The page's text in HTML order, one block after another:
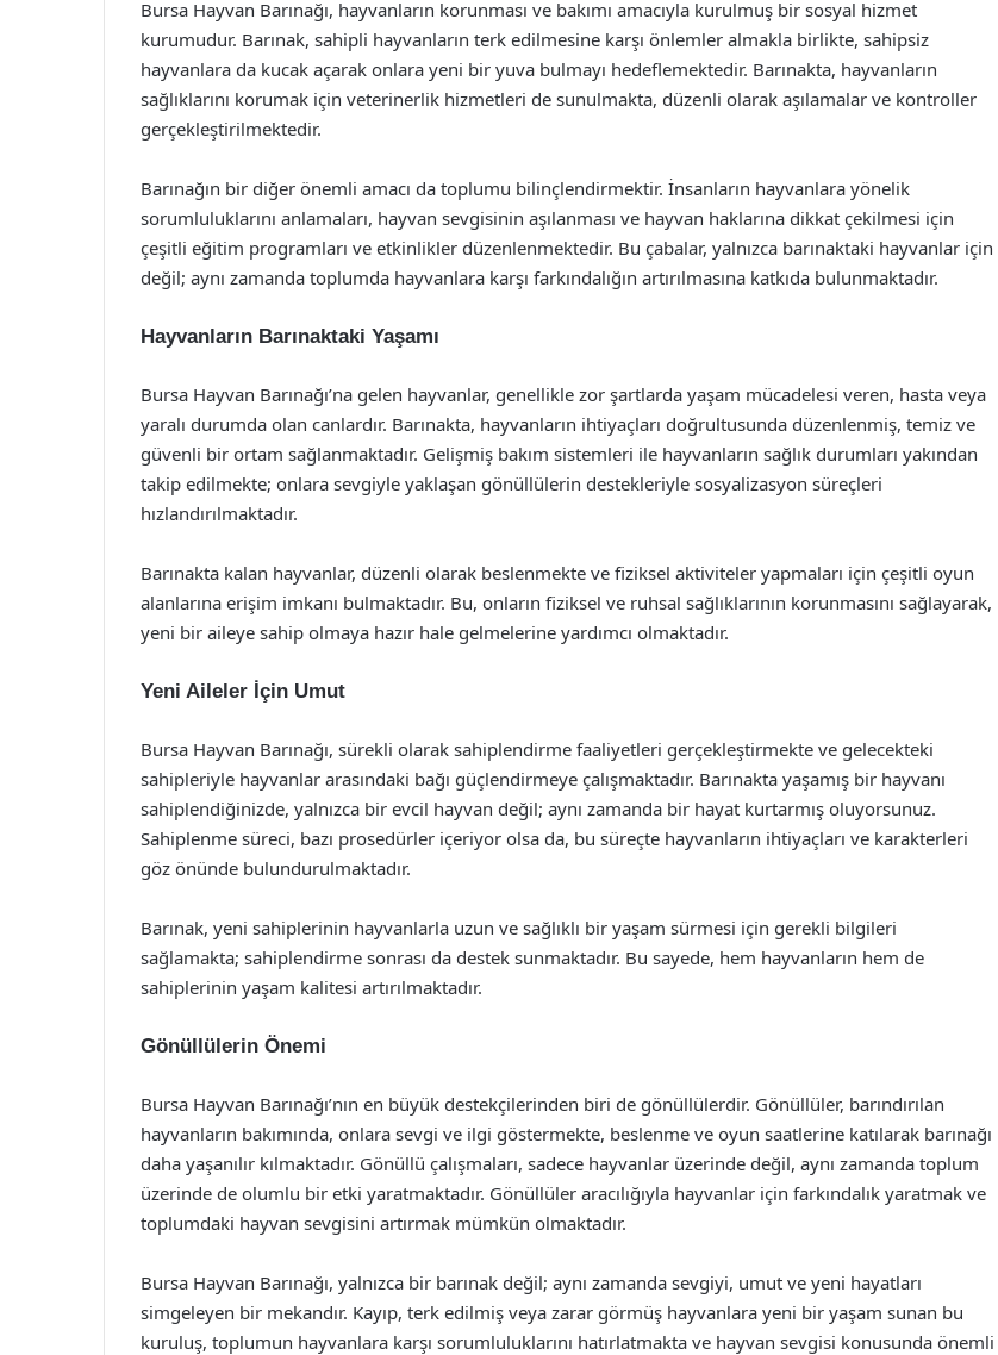
Bursa Hayvan Barınağı, hayvanların korunması ve bakımı amacıyla kurulmuş bir sosyal hizmet
kurumudur. Barınak, sahipli hayvanların terk edilmesine karşı önlemler almakla birlikte, sahipsiz
hayvanlara da kucak açarak onlara yeni bir yuva bulmayı hedeflemektedir. Barınakta, hayvanların
sağlıklarını korumak için veterinerlik hizmetleri de sunulmakta, düzenli olarak aşılamalar ve kontroller
gerçekleştirilmektedir.
Barınağın bir diğer önemli amacı da toplumu bilinçlendirmektir. İnsanların hayvanlara yönelik
sorumluluklarını anlamaları, hayvan sevgisinin aşılanması ve hayvan haklarına dikkat çekilmesi için
çeşitli eğitim programları ve etkinlikler düzenlenmektedir. Bu çabalar, yalnızca barınaktaki hayvanlar için
değil; aynı zamanda toplumda hayvanlara karşı farkındalığın artırılmasına katkıda bulunmaktadır.
Hayvanların Barınaktaki Yaşamı
Bursa Hayvan Barınağı’na gelen hayvanlar, genellikle zor şartlarda yaşam mücadelesi veren, hasta veya
yaralı durumda olan canlardır. Barınakta, hayvanların ihtiyaçları doğrultusunda düzenlenmiş, temiz ve
güvenli bir ortam sağlanmaktadır. Gelişmiş bakım sistemleri ile hayvanların sağlık durumları yakından
takip edilmekte; onlara sevgiyle yaklaşan gönüllülerin destekleriyle sosyalizasyon süreçleri
hızlandırılmaktadır.
Barınakta kalan hayvanlar, düzenli olarak beslenmekte ve fiziksel aktiviteler yapmaları için çeşitli oyun
alanlarına erişim imkanı bulmaktadır. Bu, onların fiziksel ve ruhsal sağlıklarının korunmasını sağlayarak,
yeni bir aileye sahip olmaya hazır hale gelmelerine yardımcı olmaktadır.
Yeni Aileler İçin Umut
Bursa Hayvan Barınağı, sürekli olarak sahiplendirme faaliyetleri gerçekleştirmekte ve gelecekteki
sahipleriyle hayvanlar arasındaki bağı güçlendirmeye çalışmaktadır. Barınakta yaşamış bir hayvanı
sahiplendiğinizde, yalnızca bir evcil hayvan değil; aynı zamanda bir hayat kurtarmış oluyorsunuz.
Sahiplenme süreci, bazı prosedürler içeriyor olsa da, bu süreçte hayvanların ihtiyaçları ve karakterleri
göz önünde bulundurulmaktadır.
Barınak, yeni sahiplerinin hayvanlarla uzun ve sağlıklı bir yaşam sürmesi için gerekli bilgileri
sağlamakta; sahiplendirme sonrası da destek sunmaktadır. Bu sayede, hem hayvanların hem de
sahiplerinin yaşam kalitesi artırılmaktadır.
Gönüllülerin Önemi
Bursa Hayvan Barınağı’nın en büyük destekçilerinden biri de gönüllülerdir. Gönüllüler, barındırılan
hayvanların bakımında, onlara sevgi ve ilgi göstermekte, beslenme ve oyun saatlerine katılarak barınağı
daha yaşanılır kılmaktadır. Gönüllü çalışmaları, sadece hayvanlar üzerinde değil, aynı zamanda toplum
üzerinde de olumlu bir etki yaratmaktadır. Gönüllüler aracılığıyla hayvanlar için farkındalık yaratmak ve
toplumdaki hayvan sevgisini artırmak mümkün olmaktadır.
Bursa Hayvan Barınağı, yalnızca bir barınak değil; aynı zamanda sevgiyi, umut ve yeni hayatları
simgeleyen bir mekandır. Kayıp, terk edilmiş veya zarar görmüş hayvanlara yeni bir yaşam sunan bu
kuruluş, toplumun hayvanlara karşı sorumluluklarını hatırlatmakta ve hayvan sevgisi konusunda önemli